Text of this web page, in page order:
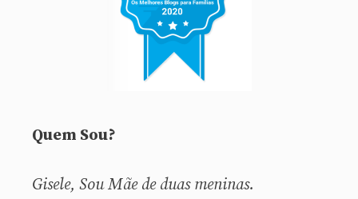
Quem Sou?
Gisele, Sou Mãe de duas meninas.